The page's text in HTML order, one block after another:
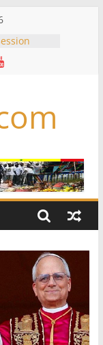
ce lundi
président
mois
un
les
de cobalt